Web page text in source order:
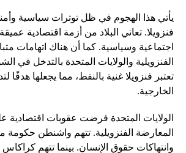
يأتي هذا الهجوم في ظل توترات سياسية
فنزويلا. تعاني البلاد من أزمة اقتصادية
اجتماعية وسياسية. كما أن هناك اتهامات
الفنزويلية والولايات المتحدة بالتدخل في
تعتبر فنزويلا غنية بالنفط، مما يجعلها هدفًا
الخارجية.
الولايات المتحدة فرضت عقوبات اقتصادية
المعارضة الفنزويلية. تتهم واشنطن حكومة
وانتهاكات حقوق الإنسان. بينما تتهم كراكاس